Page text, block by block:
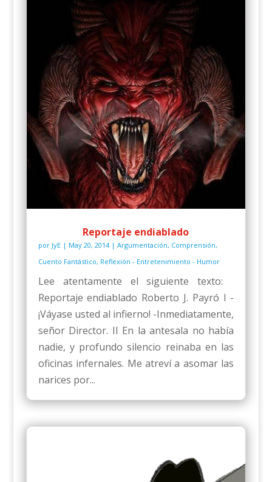
Reportaje endiablado
por JyE| May 20, 2014| Argumentación, Comprensión,
Cuento Fantástico, Reflexión - Entretenimiento - Humor
Lee atentamente el siguiente texto:
Reportaje endiablado Roberto J. Payró I -
¡Váyase usted al infierno! -Inmediatamente,
señor Director. II En la antesala no había
nadie, y profundo silencio reinaba en las
oficinas infernales. Me atreví a asomar las
narices por...